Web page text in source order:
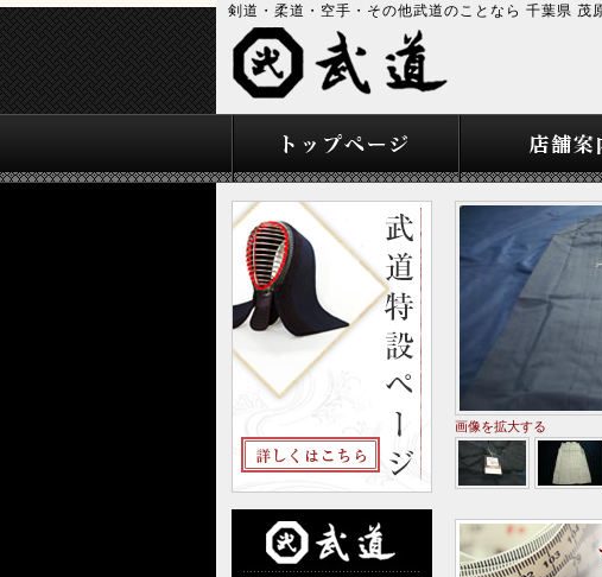
剣道・柔道・空手・その他武道のことなら 千葉県
画像を拡大する